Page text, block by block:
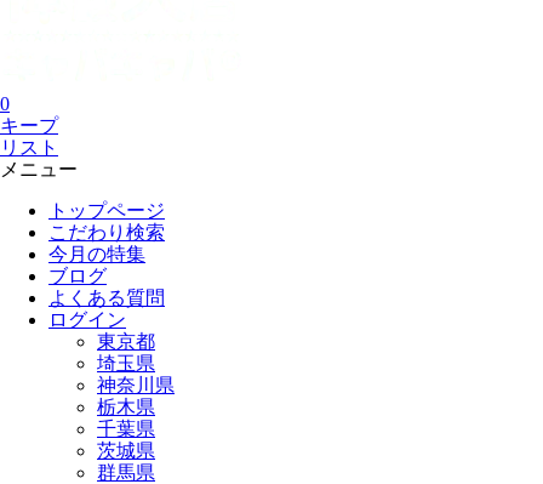
0
キープ
リスト
メニュー
トップページ
こだわり検索
今月の特集
ブログ
よくある質問
ログイン
東京都
埼玉県
神奈川県
栃木県
千葉県
茨城県
群馬県